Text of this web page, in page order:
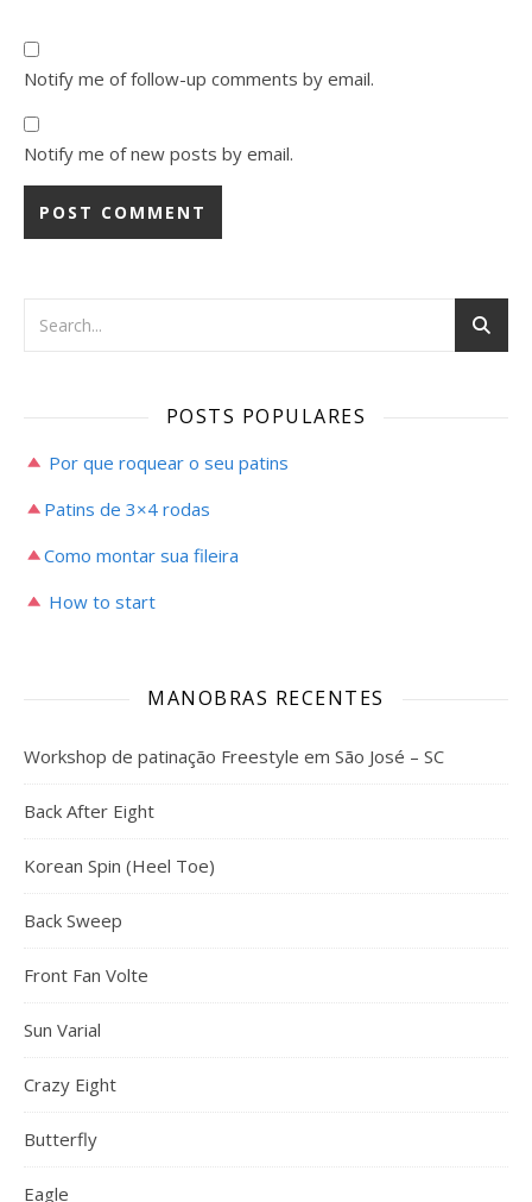
Notify me of follow-up comments by email.
Notify me of new posts by email.
POSTS POPULARES
Por que roquear o seu patins
Patins de 3×4 rodas
Como montar sua fileira
How to start
MANOBRAS RECENTES
Workshop de patinação Freestyle em São José – SC
Back After Eight
Korean Spin (Heel Toe)
Back Sweep
Front Fan Volte
Sun Varial
Crazy Eight
Butterfly
Eagle